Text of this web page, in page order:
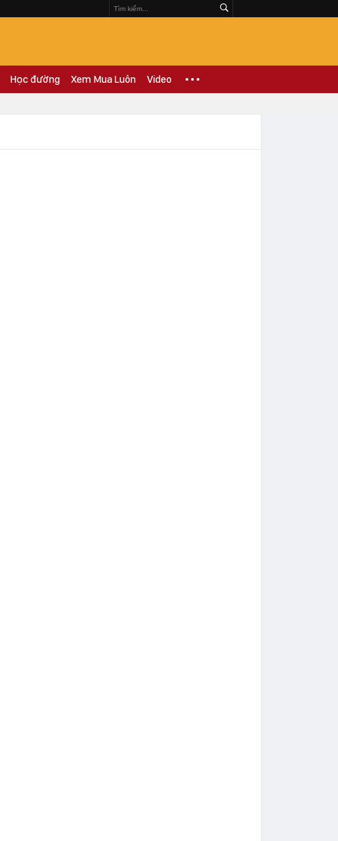
Học đường Xem Mua Luôn Video